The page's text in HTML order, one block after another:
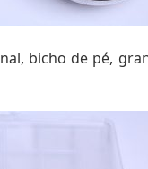
bicho de pé,